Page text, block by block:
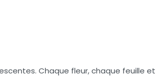
. Chaque fleur, chaque feuille et